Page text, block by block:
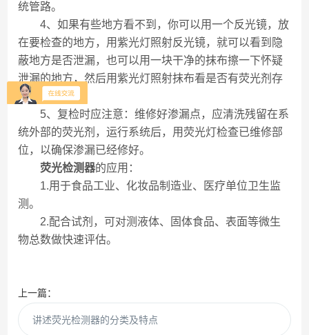
统管路。
4、如果有些地方看不到，你可以用一个反光镜，放
在要检查的地方，用紫光灯照射反光镜，就可以看到隐
蔽地方是否泄漏，也可以用一块干净的抹布擦一下怀疑
泄漏的地方，然后用紫光灯照射抹布看是否有荧光剂存
在。
5、复检时应注意：维修好渗漏点，应清洗残留在系
统外部的荧光剂，运行系统后，用荧光灯检查已维修部
位，以确保渗漏已经修好。
荧光检测器的应用：
1.用于食品工业、化妆品制造业、医疗单位卫生监
测。
2.配合试剂，可对测液体、固体食品、表面等微生
物总数做快速评估。
上一篇：
讲述荧光检测器的分类及特点